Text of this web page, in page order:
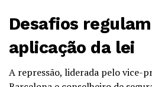
Desafios
aplicação da lei
A repressão, liderada pelo vice-